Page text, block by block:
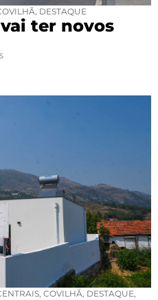
, DESTAQUE
ter novos
, COVILHÃ, DESTAQUE,